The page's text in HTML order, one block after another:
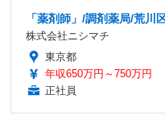
「薬剤師」/調剤薬局/荒川
株式会社ニシマチ
東京都
年収650万円～750万円
正社員